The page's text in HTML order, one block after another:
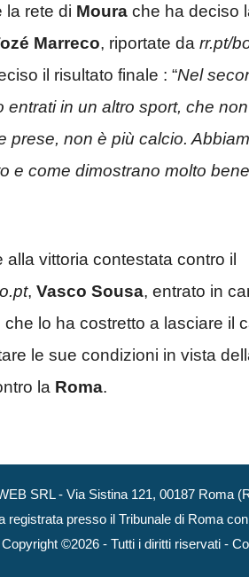
la rete di Moura che ha deciso
Marreco, riportate da rr.pt/
il risultato finale : “Nel
entrati in un altro sport, che non
prese, non è più calcio.
e come dimostrano molto
vittoria contestata contro il
, Vasco Sousa, entrato in
lo ha costretto a lasciare il
le sue condizioni in vista
la Roma.
SRL - Via Sistina 121, 00187 Roma
registrata presso il Tribunale di Roma
Copyright ©2026 - Tutti i diritti riservati -